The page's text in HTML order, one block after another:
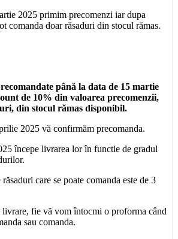
2025 primim precomenzi iar dupa
comanda doar răsaduri din stocul rămas.
până la data de 15 martie
de 10% din valoarea precomenzii,
din stocul rămas disponibil.
2025 vă confirmăm precomanda.
începe livrarea lor în functie de gradul
care se poate comanda este de 3
livrare, fie vă vom întocmi o proforma când
sau comanda.